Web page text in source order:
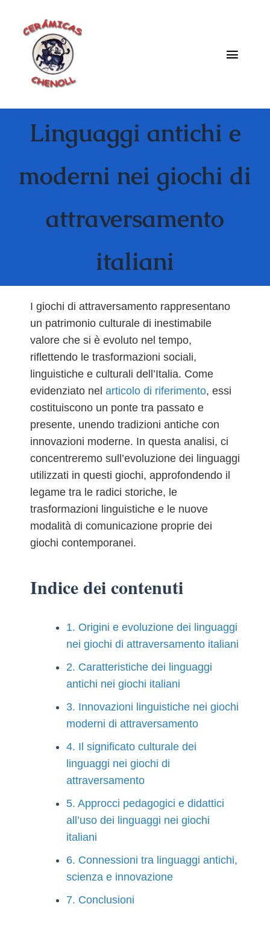
contenido
Toggle
Galeria
Contacto
Linguaggi antichi e
moderni nei giochi di
attraversamento
italiani
I giochi di attraversamento rappresentano
un patrimonio culturale di inestimabile
valore che si è evoluto nel tempo,
riflettendo le trasformazioni sociali,
linguistiche e culturali dell’Italia. Come
evidenziato nel articolo di riferimento, essi
costituiscono un ponte tra passato e
presente, unendo tradizioni antiche con
innovazioni moderne. In questa analisi, ci
concentreremo sull’evoluzione dei linguaggi
utilizzati in questi giochi, approfondendo il
legame tra le radici storiche, le
trasformazioni linguistiche e le nuove
modalità di comunicazione proprie dei
giochi contemporanei.
Indice dei contenuti
1. Origini e evoluzione dei linguaggi
nei giochi di attraversamento italiani
2. Caratteristiche dei linguaggi
antichi nei giochi italiani
3. Innovazioni linguistiche nei giochi
moderni di attraversamento
4. Il significato culturale dei
linguaggi nei giochi di
attraversamento
5. Approcci pedagogici e didattici
all’uso dei linguaggi nei giochi
italiani
6. Connessioni tra linguaggi antichi,
scienza e innovazione
7. Conclusioni